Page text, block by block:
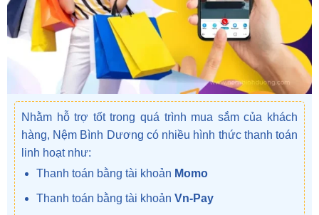
Nhằm hỗ trợ tốt trong quá trình mua sắm của khách
hàng, Nệm Bình Dương có nhiều hình thức thanh toán
linh hoạt như:
Thanh toán bằng tài khoản Momo
Thanh toán bằng tài khoản Vn-Pay